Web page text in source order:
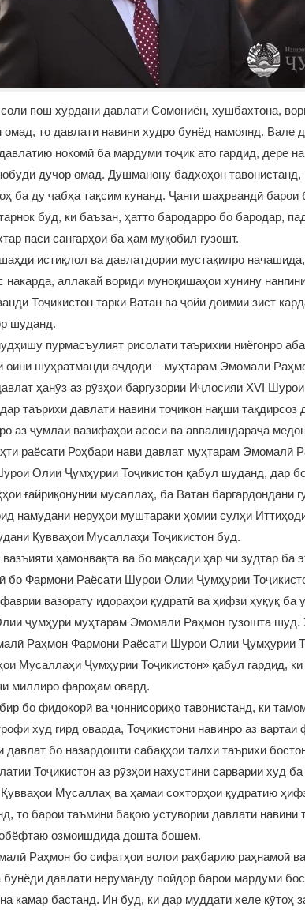
пош хӯрдани давлати Сомониён, хушбахтона,
то давлати навини худро бунёд намоянд. Вале
нокомӣ ба мардуми тоҷик ато гардид, дере
дучор омад. Душманону бадхоҳон
ба ду ҷабҳа тақсим кунанд. Ҷанги шаҳрвандӣ барои
буд, ки баъзан, ҳатто бародарро бо бародар,
паси сангарҳои ба ҳам муқобил гузошт.
истиқлол ва давлатдории мустақилро
накарда, аллакай вориди муноқишаҳои хунину
Тоҷикистон тарки Ватан ва ҷойи доимии зист
шуданд.
пурмасъулият рисолати таърихии ниёгонро
оини шуҳратманди аҷдодӣ – муҳтарам Эмомалӣ
ҳанӯз аз рӯзҳои баргузории Иҷлосияи XVI
таърихи давлати навини тоҷикон нақши тақдирсоз
аз ҷумлаи вазифаҳои асосӣ ва аввалиндараҷа
раёсати Роҳбари нави давлат муҳтарам Эмомалӣ
Олии Ҷумҳурии Тоҷикистон қабул шуданд, дар
ғайриқонунии мусаллаҳ, ба Ватан баргардондани
намудани неруҳои муштараки ҳомии сулҳи
Қувваҳои Мусаллаҳи Тоҷикистон буд.
ҳамонвақта ва бо мақсади ҳар чи зудтар ба
бо Фармони Раёсати Шурои Олии Ҷумҳурии
вазорату идораҳои қудратӣ ва ҳифзи ҳуқуқ ба
ҷумҳурӣ муҳтарам Эмомалӣ Раҳмон гузошта шуд.
Раҳмон Фармони Раёсати Шурои Олии Ҷумҳурии
Мусаллаҳи Ҷумҳурии Тоҷикистон» қабул гардид, ки
миллиро фароҳам овард.
бо фидокорӣ ва ҷоннисориҳо тавонистанд, ки
худ гирд оварда, Тоҷикистони навинро аз
давлат бо назардошти сабақҳои талхи таърихи
Тоҷикистон аз рӯзҳои нахустини сарварии худ
Мусаллаҳ ва ҳамаи сохторҳои қудратию
то барои таъмини бақою устувории давлати навини
озмоишдида дошта бошем.
Раҳмон бо сифатҳои волои раҳбарию раҳнамоӣ
давлати неруманду пойдор барои мардуми
камар бастанд. Ин буд, ки дар муддати хеле кӯтоҳ